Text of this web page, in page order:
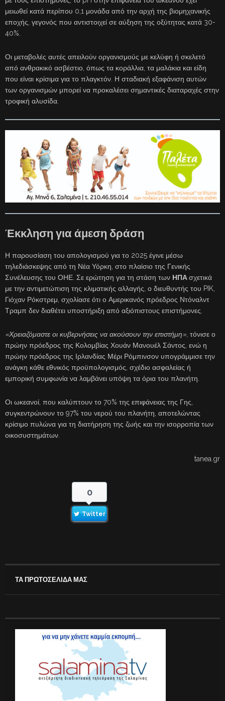
μειωθεί κατά περίπου 0,1 μονάδα από την αρχή της βιομηχανικής
εποχής, γεγονός που αντιστοιχεί σε αύξηση της οξύτητας κατά 30-
40%.
Οι μεταβολές αυτές απειλούν οργανισμούς με κελύφη ή σκελετό
από ανθρακικό ασβέστιο, όπως τα κοράλλια, τα μαλάκια και είδη
που είναι κρίσιμα για το πλαγκτόν. Η σταδιακή εξαφάνιση αυτών
των οργανισμών μπορεί να προκαλέσει σημαντικές διαταραχές στην
τροφική αλυσίδα.
Έκκληση για άμεση δράση
Η παρουσίαση του απολογισμού για το 2025 έγινε μέσω
τηλεδιάσκεψης από τη Νέα Υόρκη, στο πλαίσιο της Γενικής
Συνέλευσης του ΟΗΕ. Σε ερώτηση για τη στάση των ΗΠΑσχετικά
με την αντιμετώπιση της κλιματικής αλλαγής, ο διευθυντής του PIK,
Γιόχαν Ρόκστρεμ, σχολίασε ότι ο Αμερικανός πρόεδρος Ντόναλντ
Τραμπ δεν διαθέτει υποστήριξη από αξιόπιστους επιστήμονες.
«Χρειαζόμαστε οι κυβερνήσεις να ακούσουν την επιστήμη», τόνισε ο
πρώην πρόεδρος της Κολομβίας Χουάν Μανουέλ Σάντος, ενώ η
πρώην πρόεδρος της Ιρλανδίας Μέρι Ρόμπινσον υπογράμμισε την
ανάγκη κάθε εθνικός προϋπολογισμός, σχέδιο ασφαλείας ή
εμπορική συμφωνία να λαμβάνει υπόψη τα όρια του πλανήτη.
Οι ωκεανοί, που καλύπτουν το 70% της επιφάνειας της Γης,
συγκεντρώνουν το 97% του νερού του πλανήτη, αποτελώντας
κρίσιμο πυλώνα για τη διατήρηση της ζωής και την ισορροπία των
οικοσυστημάτων.
tanea.gr
0
Twitter
ΤΑ ΠΡΩΤΟΣΕΛΙΔΑ ΜΑΣ